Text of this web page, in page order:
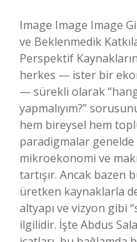
Image Image Image
ve Beklenmedik
Perspektif
herkes — ister bir
— sürekli olarak
yapmalıyım?”
hem bireysel hem
paradigmalar genelde
mikroekonomi ve
tartışır. Ancak bazen
üretken kaynaklarla
altyapı ve vizyon gibi
ilgilidir. İşte Abdus